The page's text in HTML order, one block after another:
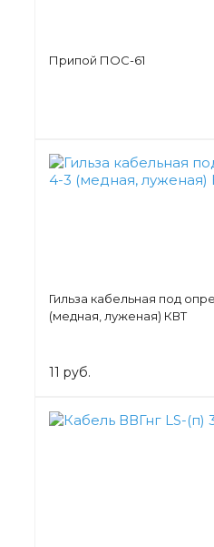
Припой ПОС-61
Гильза кабельная под
(медная, луженая) КВТ
11 руб.